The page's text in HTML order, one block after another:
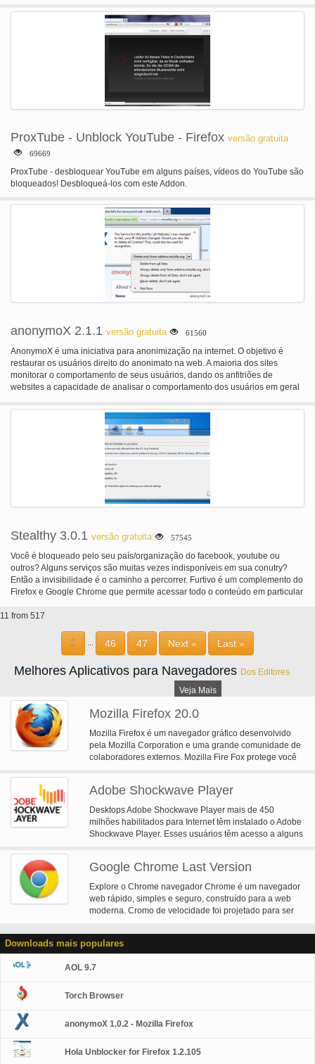
Organize seus favoritos colocados todos os seus sites top na sua home page
com Speed Dial no Opera. Adicione novos favoritos com um clique. Torná-lo
seu próprio, com centenas de opções, Opera extensões adicionam serviços
entre uma variedade de temas coloridos para personalizar a janela do
navegador. Levá-la com você armazenar seus favoritos, sites de Speed Dial
personalizar sua experiência de navegação na ópera, de atalhos de teclado
ProxTube - Unblock YouTube - Firefox versão gratuita
69669
ProxTube - desbloquear YouTube em alguns países, vídeos do YouTube são
bloqueados! Desbloqueá-los com este Addon.
anonymoX 2.1.1 versão gratuita 61560
AnonymoX é uma iniciativa para anonimização na internet. O objetivo é
restaurar os usuários direito do anonimato na web. A maioria dos sites
monitorar o comportamento de seus usuários, dando os anfitriões de
websites a capacidade de analisar o comportamento dos usuários em geral
terceiros. Um thread para a liberdade de expressão da internet manifesta-se
na repressão através de organizações privadas ou federais. Cada vez mais
governos censuram sites com a desculpa de segurança infantil, violação de
direitos autorais ou a luta contra o terrorismo e, assim, limitam a liberdade de
expressão. Também bloqueio de usuários com base em sua origem com
GeoIP-blocos é aplicado frequentemente, por exemplo em plataformas de
mídia, como o YouTube. Com anonymoX você é capaz de ultrapassar muitos
tipos de blocos por jelling uma identidade virtual em outro país com apenas
alguns cliques do mouse. anonymoX permite que você... mudança de
visite bloqueado/censurado sites bypass GeoIp-blocos: parecem se originam
de um outro país conjunto separado de anonimização configurações para
cada site Excluir cookies, mostrar o seu ip público, alterar a identificação do
navegador,...
Stealthy 3.0.1 versão gratuita 57545
Você é bloqueado pelo seu país/organização do facebook, youtube ou
outros? Alguns serviços são muitas vezes indisponíveis em sua conutry?
Então a invisibilidade é o caminho a percorrer. Furtivo é um complemento do
Firefox e Google Chrome que permite acessar todo o conteúdo em particular
poupou ao trabalho de procurar listas que geralmente não funcionam. A
nuvem. Invisibilidade é multi-plataforma e funciona em Mac OS X, Windows
11 from 517
1 ... 46 47 Next » Last »
Melhores Aplicativos para Navegadores Dos Editores
Veja Mais
Mozilla Firefox 20.0
Mozilla Firefox é um navegador gráfico desenvolvido
pela Mozilla Corporation e uma grande comunidade de
colaboradores externos. Mozilla Fire Fox protege você
desempenho, usabilidade, privacidade e segurança.
Mozilla Firefox é 100% gratuito e é classificado como o
melhor navegador web por muitas fontes confiáveis.
Bloco irritantes pop-ups do pop-ups Firefox bloqueia
automaticamente. Google Search Toolbar pesquisa
sugestão reforçada. Tabbed Browsing acelerar exibindo
mais de uma página da web em uma janela de
navegação na web. Segurança sólida.
Adobe Shockwave Player
Desktops Adobe Shockwave Player mais de 450
milhões habilitados para Internet têm instalado o Adobe
Shockwave Player. Esses usuários têm acesso a alguns
demonstrações de produtos interativos e aplicativos de
aprendizagem on-line. Shockwave Player exibe
conteúdo da Web que foi criado usando o Adobe
Director.
Google Chrome Last Version
Explore o Chrome navegador Chrome é um navegador
web rápido, simples e seguro, construído para a web
moderna. Cromo de velocidade foi projetado para ser
iniciar no ambiente de trabalho, carrega páginas da
web em um piscar de olhos e executa aplicativos
de simplicidade do Chrome é otimizada, limpa e
mesma caixa e organizar guias quiser - você
projetado para mantê-lo mais seguro e mais seguro na
tem todas as últimas correções de segurança e muito
Downloads mais populares
AOL 9.7
Torch Browser
anonymoX 1.0.2 - Mozilla Firefox
Hola Unblocker for Firefox 1.2.105